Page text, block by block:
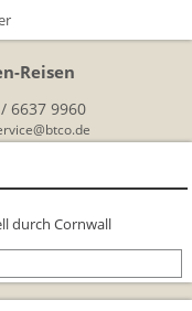
Reisen
6637 9960
durch Cornwall